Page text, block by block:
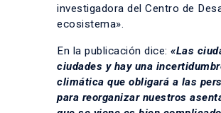
investigadora del Centro de
ecosistema».
En la publicación dice: «Las
ciudades y hay una
climática que obligará a las
para reorganizar nuestros